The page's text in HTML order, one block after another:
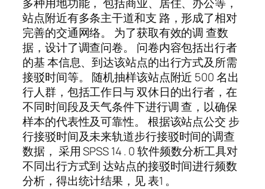
站点附近有多条主干道和支 路，形成了相对
完善的交通网络。 为了获取有效的调 查数
据，设计了调查问卷。 问卷内容包括出行者
的基 本信息、到达该站点的出行方式及所需
接驳时间等。 随机抽样该站点附近 500 名出
行人群，包括工作日与 双休日的出行者，在
不同时间段及天气条件下进行调 查，以确保
样本的代表性及可靠性。 根据该站点公交 步
行接驳时间及未来轨道步行接驳时间的调查
数据， 采用 SPSS 14 . 0 软件频数分析工具对
不同出行方式到 达站点的接驳时间进行频数
分析，得出统计结果，见 表1 。